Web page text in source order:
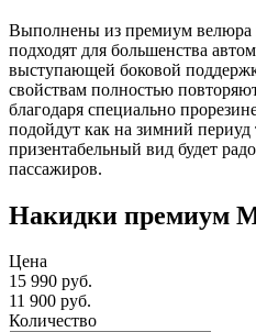
Выполнены из премиум велюра
подходят для большенства
выступающей боковой
свойствам полностью
благодаря специально
подойдут как на зимний
призентабельный вид будет
пассажиров.
Накидки премиум
Цена
15 990 руб.
11 900 руб.
Количество